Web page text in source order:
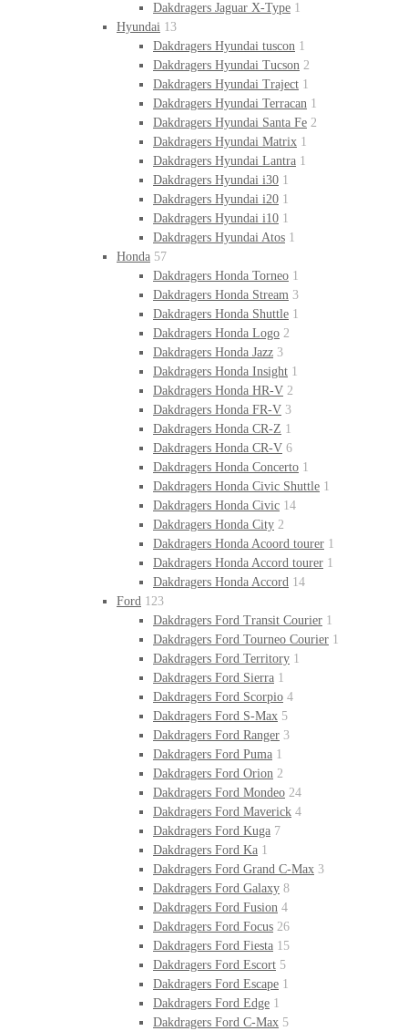
Dakdragers Jaguar X-Type 1
Hyundai 13
Dakdragers Hyundai tuscon 1
Dakdragers Hyundai Tucson 2
Dakdragers Hyundai Traject 1
Dakdragers Hyundai Terracan 1
Dakdragers Hyundai Santa Fe 2
Dakdragers Hyundai Matrix 1
Dakdragers Hyundai Lantra 1
Dakdragers Hyundai i30 1
Dakdragers Hyundai i20 1
Dakdragers Hyundai i10 1
Dakdragers Hyundai Atos 1
Honda 57
Dakdragers Honda Torneo 1
Dakdragers Honda Stream 3
Dakdragers Honda Shuttle 1
Dakdragers Honda Logo 2
Dakdragers Honda Jazz 3
Dakdragers Honda Insight 1
Dakdragers Honda HR-V 2
Dakdragers Honda FR-V 3
Dakdragers Honda CR-Z 1
Dakdragers Honda CR-V 6
Dakdragers Honda Concerto 1
Dakdragers Honda Civic Shuttle 1
Dakdragers Honda Civic 14
Dakdragers Honda City 2
Dakdragers Honda Acoord tourer 1
Dakdragers Honda Accord tourer 1
Dakdragers Honda Accord 14
Ford 123
Dakdragers Ford Transit Courier 1
Dakdragers Ford Tourneo Courier 1
Dakdragers Ford Territory 1
Dakdragers Ford Sierra 1
Dakdragers Ford Scorpio 4
Dakdragers Ford S-Max 5
Dakdragers Ford Ranger 3
Dakdragers Ford Puma 1
Dakdragers Ford Orion 2
Dakdragers Ford Mondeo 24
Dakdragers Ford Maverick 4
Dakdragers Ford Kuga 7
Dakdragers Ford Ka 1
Dakdragers Ford Grand C-Max 3
Dakdragers Ford Galaxy 8
Dakdragers Ford Fusion 4
Dakdragers Ford Focus 26
Dakdragers Ford Fiesta 15
Dakdragers Ford Escort 5
Dakdragers Ford Escape 1
Dakdragers Ford Edge 1
Dakdragers Ford C-Max 5